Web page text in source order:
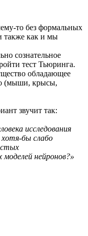
то без формальных
также как и мы
сознательное
тест Тьюринга.
обладающее
(мыши, крысы,
звучит так:
исследования
хотя-бы слабо
моделей нейронов?»